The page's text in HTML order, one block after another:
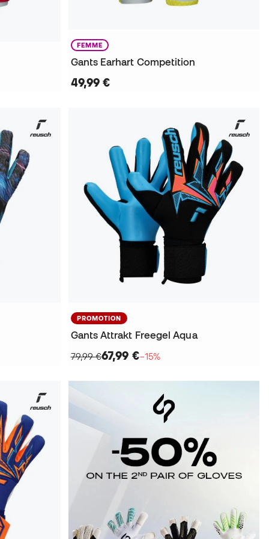
FEMME
Gants Earhart Competition
49,99 €
PROMOTION
Gants Attrakt Freegel Aqua
79,99 €67,99 €−15%